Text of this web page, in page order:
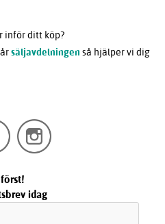
inför ditt köp?
säljavdelningen så hjälper vi dig
idag